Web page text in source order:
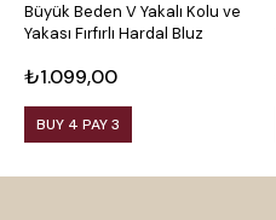
Büyük Beden V Yakalı Kolu ve
Yakası Fırfırlı Hardal Bluz
₺1.099,00
BUY 4 PAY 3